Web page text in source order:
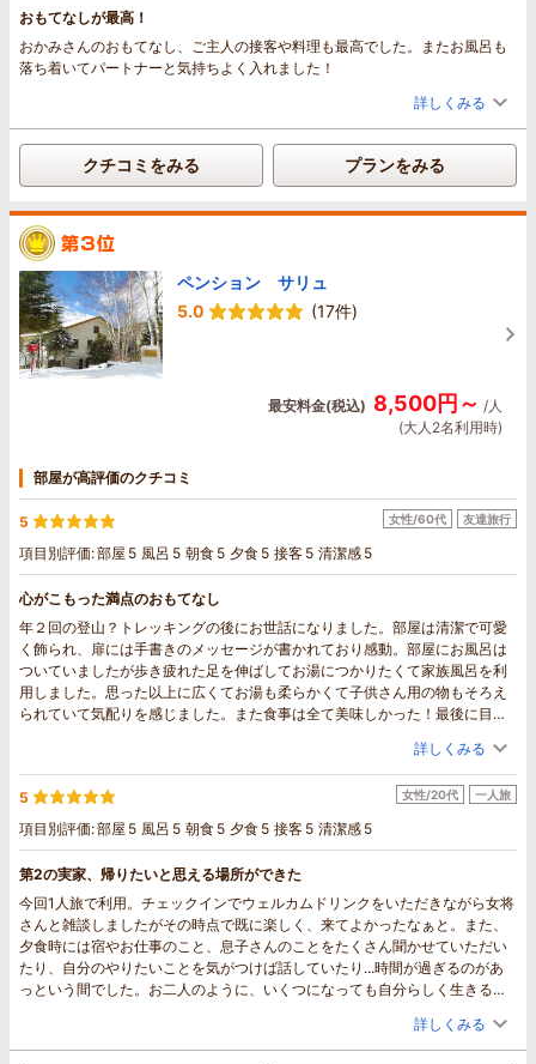
おもてなしが最高！
おかみさんのおもてなし、ご主人の接客や料理も最高でした。またお風呂も
落ち着いてパートナーと気持ちよく入れました！
詳しくみる
クチコミをみる プランをみる
ペンション サリュ
5.0
(17件)
最安料金(税込) 8,500円～ /人
(大人2名利用時)
部屋が高評価のクチコミ
5
項目別評価:部屋 5 風呂 5 朝食 5 夕食 5 接客 5 清潔感 5
女性/60代 友達旅行
心がこもった満点のおもてなし
年２回の登山？トレッキングの後にお世話になりました。部屋は清潔で可愛
く飾られ、扉には手書きのメッセージが書かれており感動。部屋にお風呂は
ついていましたが歩き疲れた足を伸ばしてお湯につかりたくて家族風呂を利
用しました。思った以上に広くてお湯も柔らかくて子供さん用の物もそろえ
られていて気配りを感じました。また食事は全て美味しかった！最後に目の
す。「ペンションは苦手」と言っていた友人が「今までの宿で1番」と（笑）
また他の登山仲間らとも利用したいと言っていたのでその時は宜しくお願い
します（笑）素晴らしい時間をありがとうございました！
詳しくみる
5
項目別評価:部屋 5 風呂 5 朝食 5 夕食 5 接客 5 清潔感 5
女性/20代 一人旅
第2の実家、帰りたいと思える場所ができた
今回1人旅で利用。チェックインでウェルカムドリンクをいただきながら女将
さんと雑談しましたがその時点で既に楽しく、来てよかったなぁと。また、
夕食時には宿やお仕事のこと、息子さんのことをたくさん聞かせていただい
たり、自分のやりたいことを気がつけば話していたり...時間が過ぎるのがあ
っという間でした。お二人のように、いくつになっても自分らしく生きるカ
にじゃがいものニョッキは柔らかくて甘みもありつつ、味変で！といただい
た黒胡椒をかけると味が引き締まって二度楽しめました！新玉ねぎのポター
詳しくみる